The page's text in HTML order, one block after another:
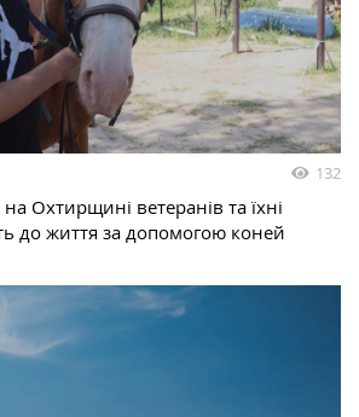
132
на Охтирщині ветеранів та їхні
до життя за допомогою коней